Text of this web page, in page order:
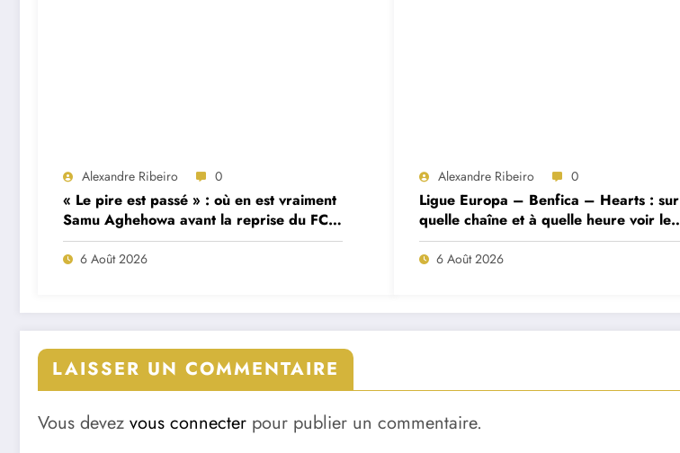
Alexandre Ribeiro 0
« Le pire est passé » : où en est vraiment
Samu Aghehowa avant la reprise du FC
Porto ?
6 Août 2026
Alexandre Ribeiro 0
Ligue Europa – Benfica – Hearts : sur
quelle chaîne et à quelle heure voir le
match ?
6 Août 2026
LAISSER UN COMMENTAIRE
Vous devez vous connecter pour publier un commentaire.